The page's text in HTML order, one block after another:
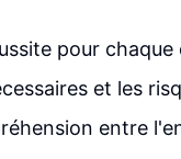
pour
et les
entre